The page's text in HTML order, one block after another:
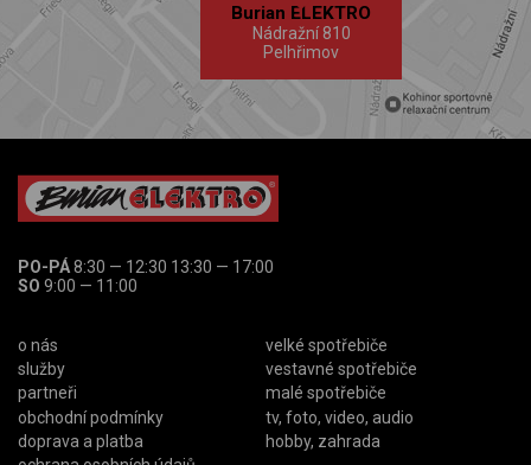
Burian ELEKTRO
Nádražní 810
Pelhřimov
PO-PÁ8:30 — 12:30 13:30 — 17:00
SO 9:00 — 11:00
o nás
služby
partneři
obchodní podmínky
doprava a platba
velké spotřebiče
vestavné spotřebiče
malé spotřebiče
tv, foto, video, audio
hobby, zahrada